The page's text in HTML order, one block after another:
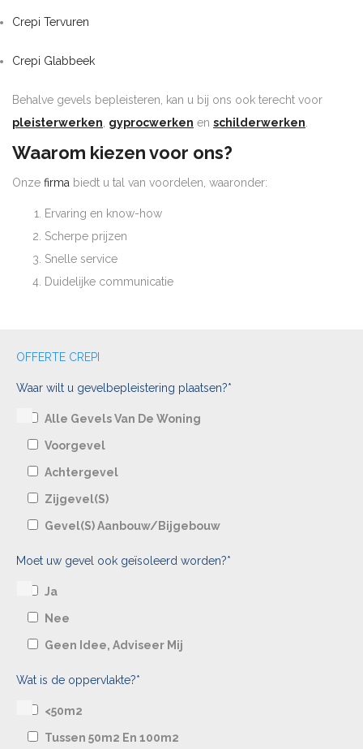
Crepi Tervuren
Crepi Glabbeek
Behalve gevels bepleisteren, kan u bij ons ook terecht voor
pleisterwerken, gyprocwerken en schilderwerken.
Waarom kiezen voor ons?
Onze firma biedt u tal van voordelen, waaronder:
Ervaring en know-how
Scherpe prijzen
Snelle service
Duidelijke communicatie
OFFERTE CREPI
Waar wilt u gevelbepleistering plaatsen?*
Alle Gevels Van De Woning
Voorgevel
Achtergevel
Zijgevel(s)
Gevel(s) Aanbouw/bijgebouw
Moet uw gevel ook geïsoleerd worden?*
Ja
Nee
Geen Idee, Adviseer Mij
Wat is de oppervlakte?*
<50m2
Tussen 50m2 En 100m2